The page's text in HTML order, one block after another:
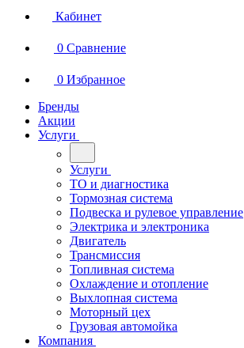
Кабинет
0 Сравнение
0 Избранное
Бренды
Акции
Услуги
Услуги
ТО и диагностика
Тормозная система
Подвеска и рулевое управление
Электрика и электроника
Двигатель
Трансмиссия
Топливная система
Охлаждение и отопление
Выхлопная система
Моторный цех
Грузовая автомойка
Компания